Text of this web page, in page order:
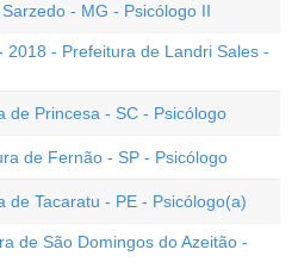
- MG - Psicólogo II
2018 - Prefeitura de Landri Sales -
de Princesa - SC - Psicólogo
de Fernão - SP - Psicólogo
de Tacaratu - PE - Psicólogo(a)
de São Domingos do Azeitão -